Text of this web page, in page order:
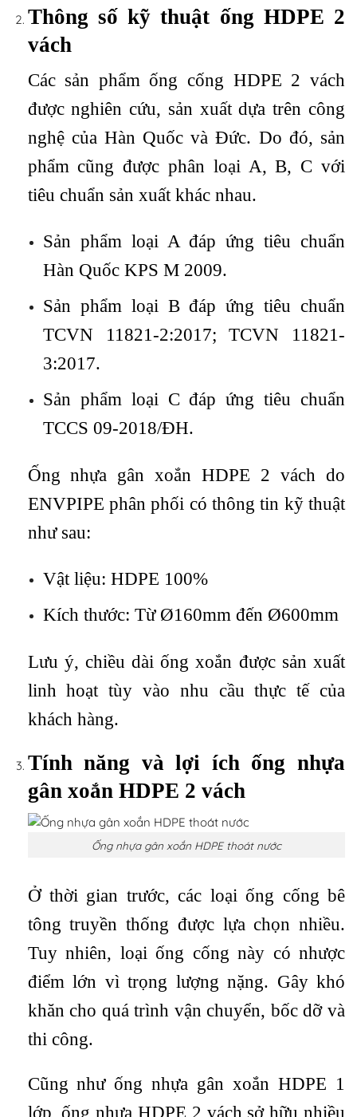
Thông số kỹ thuật ống HDPE 2
vách
Các sản phẩm ống cống HDPE 2 vách
được nghiên cứu, sản xuất dựa trên công
nghệ của Hàn Quốc và Đức. Do đó, sản
phẩm cũng được phân loại A, B, C với
tiêu chuẩn sản xuất khác nhau.
Sản phẩm loại A đáp ứng tiêu chuẩn
Hàn Quốc KPS M 2009.
Sản phẩm loại B đáp ứng tiêu chuẩn
TCVN 11821-2:2017; TCVN 11821-
3:2017.
Sản phẩm loại C đáp ứng tiêu chuẩn
TCCS 09-2018/ĐH.
Ống nhựa gân xoắn HDPE 2 vách do
ENVPIPE phân phối có thông tin kỹ thuật
như sau:
Vật liệu: HDPE 100%
Kích thước: Từ Ø160mm đến Ø600mm
Lưu ý, chiều dài ống xoắn được sản xuất
linh hoạt tùy vào nhu cầu thực tế của
khách hàng.
Tính năng và lợi ích ống nhựa
gân xoắn HDPE 2 vách
Ống nhựa gân xoắn HDPE thoát nước
Ở thời gian trước, các loại ống cống bê
tông truyền thống được lựa chọn nhiều.
Tuy nhiên, loại ống cống này có nhược
điểm lớn vì trọng lượng nặng. Gây khó
khăn cho quá trình vận chuyển, bốc dỡ và
thi công.
Cũng như ống nhựa gân xoắn HDPE 1
lớp, ống nhựa HDPE 2 vách sở hữu nhiều